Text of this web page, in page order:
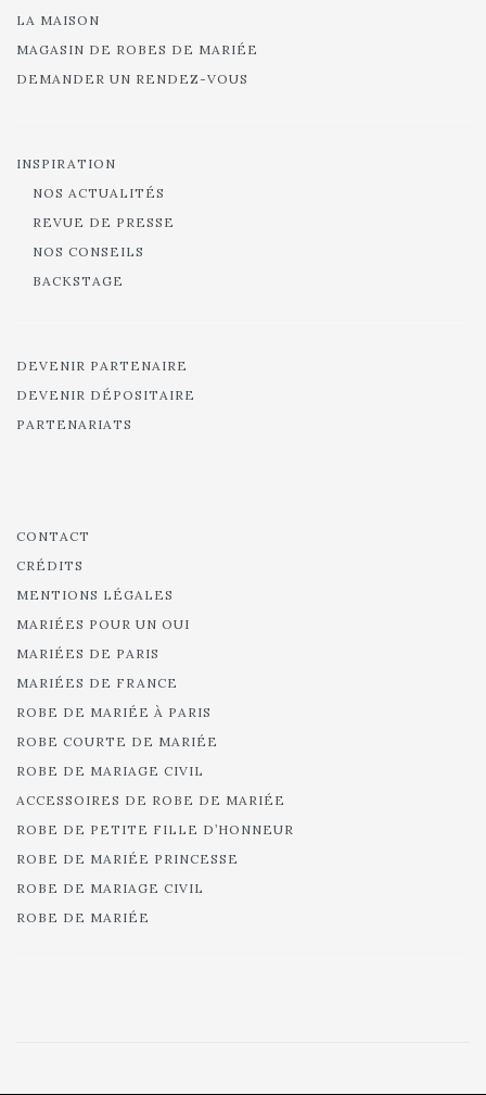
LA MAISON
MAGASIN DE ROBES DE MARIÉE
DEMANDER UN RENDEZ-VOUS
INSPIRATION
NOS ACTUALITÉS
REVUE DE PRESSE
NOS CONSEILS
BACKSTAGE
DEVENIR PARTENAIRE
DEVENIR DÉPOSITAIRE
PARTENARIATS
CONTACT
CRÉDITS
MENTIONS LÉGALES
MARIÉES POUR UN OUI
MARIÉES DE PARIS
MARIÉES DE FRANCE
ROBE DE MARIÉE À PARIS
ROBE COURTE DE MARIÉE
ROBE DE MARIAGE CIVIL
ACCESSOIRES DE ROBE DE MARIÉE
ROBE DE PETITE FILLE D’HONNEUR
ROBE DE MARIÉE PRINCESSE
ROBE DE MARIAGE CIVIL
ROBE DE MARIÉE